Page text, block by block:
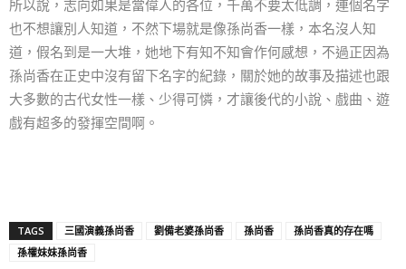
所以說，志向如果是當偉人的各位，千萬不要太低調，連個名字
也不想讓別人知道，不然下場就是像孫尚香一樣，本名沒人知
道，假名到是一大堆，她地下有知不知會作何感想，不過正因為
孫尚香在正史中沒有留下名字的紀錄，關於她的故事及描述也跟
大多數的古代女性一樣、少得可憐，才讓後代的小說、戲曲、遊
戲有超多的發揮空間啊。
TAGS 三國演義孫尚香 劉備老婆孫尚香 孫尚香
孫尚香真的存在嗎
孫權妹妹孫尚香